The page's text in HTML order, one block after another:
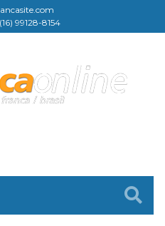
99128-8154